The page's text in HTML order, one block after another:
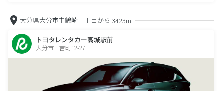
大分県大分市中鶴崎一丁目から 3423m
トヨタレンタカー高城駅前
大分市日吉町12-27